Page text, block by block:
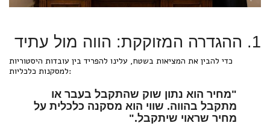
1. ההגדרה המזוקקת: הווה מול עתיד
כדי להבין את המציאות בשטח, עלינו להפריד בין עובדות היסטוריות
למסקנות כלכליות:
"מחיר הוא נתון שוק שהתקבל בעבר או
מתקבל בהווה. שווי הוא מסקנה כלכלית על
מחיר שראוי שיתקבל."